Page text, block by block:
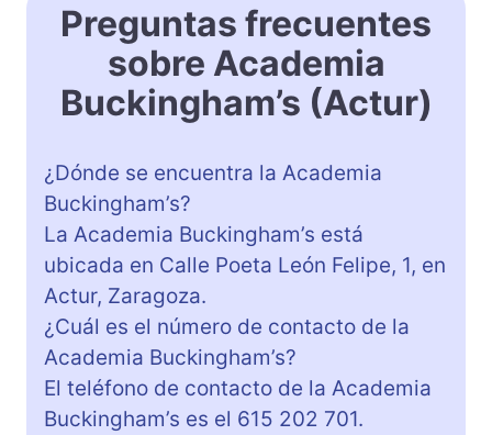
Preguntas frecuentes
sobre Academia
Buckingham’s (Actur)
¿Dónde se encuentra la Academia
Buckingham’s?
La Academia Buckingham’s está
ubicada en Calle Poeta León Felipe, 1, en
Actur, Zaragoza.
¿Cuál es el número de contacto de la
Academia Buckingham’s?
El teléfono de contacto de la Academia
Buckingham’s es el 615 202 701.